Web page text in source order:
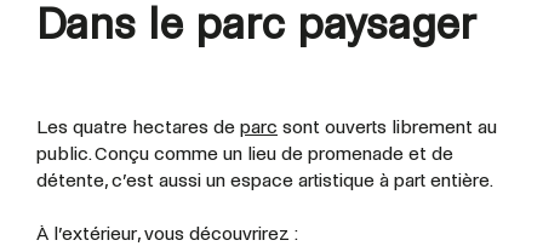
Dans le parc paysager
Les quatre hectares de parc sont ouverts librement au
public. Conçu comme un lieu de promenade et de
détente, c’est aussi un espace artistique à part entière.
À l’extérieur, vous découvrirez :